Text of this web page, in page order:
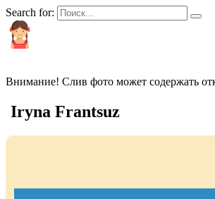
Search for:
Внимание! Слив фото может содержать
Iryna Frantsuz